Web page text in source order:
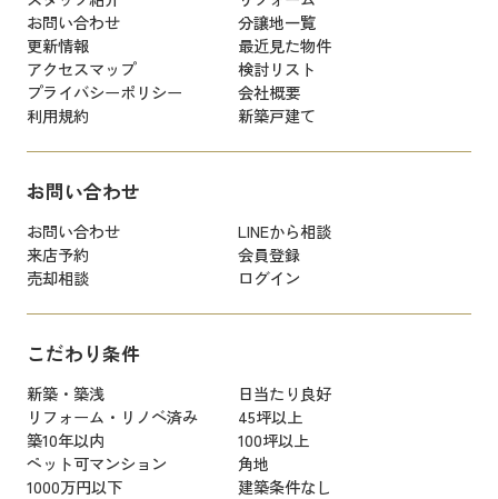
お問い合わせ
分譲地一覧
更新情報
最近見た物件
アクセスマップ
検討リスト
プライバシーポリシー
会社概要
利用規約
新築戸建て
お問い合わせ
お問い合わせ
LINEから相談
来店予約
会員登録
売却相談
ログイン
こだわり条件
新築・築浅
日当たり良好
リフォーム・リノベ済み
45坪以上
築10年以内
100坪以上
ペット可マンション
角地
1000万円以下
建築条件なし